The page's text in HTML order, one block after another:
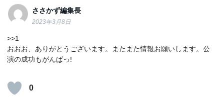
ささかず編集長
2023年3月8日
>>1
おおお、ありがとうございます。またまた情報お願いします。公
演の成功もがんばっ!
0